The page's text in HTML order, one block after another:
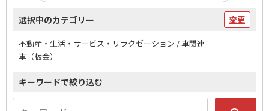
選択中のカテゴリー 変更
不動産・生活・サービス・リラクゼーション / 車関連
車（板金）
キーワードで絞り込む